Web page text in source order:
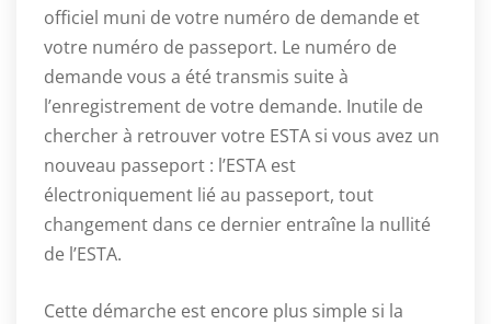
officiel muni de votre numéro de demande et
votre numéro de passeport. Le numéro de
demande vous a été transmis suite à
l’enregistrement de votre demande. Inutile de
chercher à retrouver votre ESTA si vous avez un
nouveau passeport : l’ESTA est
électroniquement lié au passeport, tout
changement dans ce dernier entraîne la nullité
de l’ESTA.
Cette démarche est encore plus simple si la